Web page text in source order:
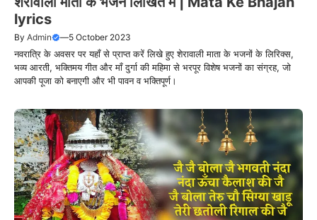
lyrics
By Admin —5 October 2023
नवरात्रि के अवसर पर यहाँ से प्राप्त करें लिखे हुए शेरावाली माता के भजनों के लिरिक्स,
भव्य आरती, भक्तिमय गीत और माँ दुर्गा की महिमा से भरपूर विशेष भजनों का संग्रह, जो
आपकी पूजा को बनाएगी और भी पावन व भक्तिपूर्ण।